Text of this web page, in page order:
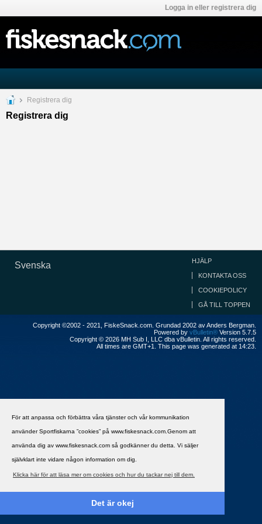
För att anpassa och förbättra våra tjänster och vår kommunikation
använder Sportfiskarna ”cookies” på www.fiskesnack.com.Genom att
använda dig av www.fiskesnack.com så godkänner du detta. Vi säljer
självklart inte vidare någon information om dig.
Klicka här för att läsa mer om cookies och hur du tackar nej till dem.
Det är okej
Logga in eller registrera dig
Registrera dig
Registrera dig
Svenska HJÄLP
KONTAKTA OSS
COOKIEPOLICY
GÅ TILL TOPPEN
Copyright ©2002 - 2021, FiskeSnack.com. Grundad 2002 av Anders Bergman.
Powered by vBulletin® Version 5.7.5
Copyright © 2026 MH Sub I, LLC dba vBulletin. All rights reserved.
All times are GMT+1. This page was generated at 14:23.